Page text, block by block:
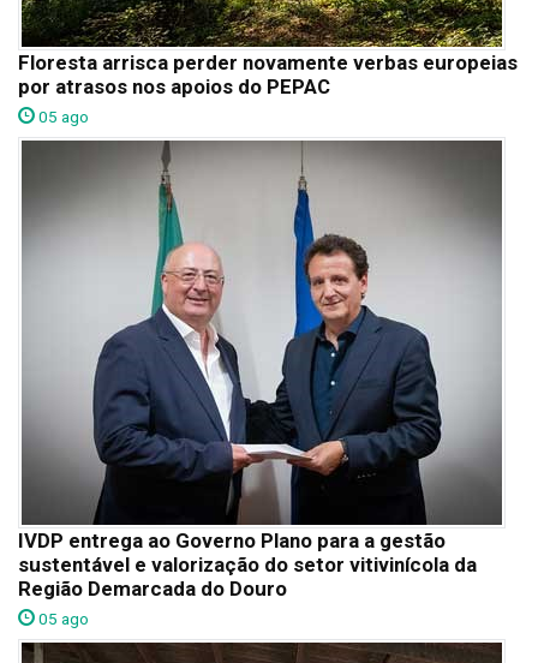
Floresta arrisca perder novamente verbas europeias
por atrasos nos apoios do PEPAC
05 ago
IVDP entrega ao Governo Plano para a gestão
sustentável e valorização do setor vitivinícola da
Região Demarcada do Douro
05 ago